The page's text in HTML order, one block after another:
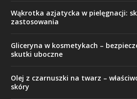
Wąkrotka azjatycka w pielęgnacji:
zastosowania
Gliceryna w kosmetykach –
skutki uboczne
Olej z czarnuszki na twarz –
skóry